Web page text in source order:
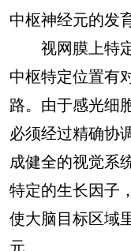
中枢神经元的发育
视网膜上特定
中枢特定位置有
路。由于感光细
必须经过精确协
成健全的视觉系
特定的生长因子
使大脑目标区域
元。